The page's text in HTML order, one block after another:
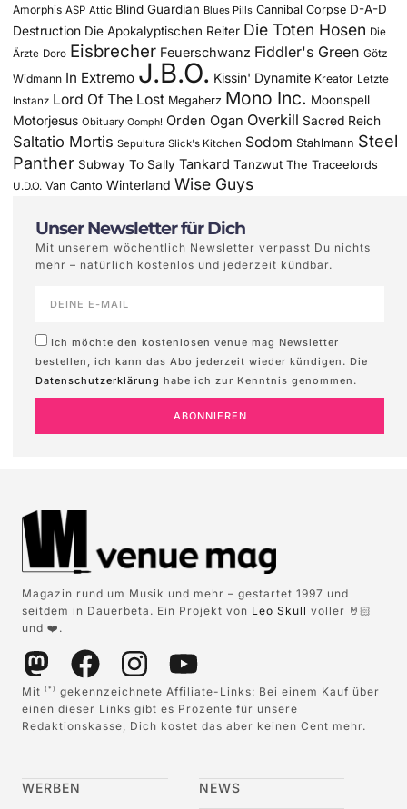
Amorphis ASP Attic Blind Guardian Blues Pills Cannibal Corpse D-A-D
Destruction Die Apokalyptischen Reiter Die Toten Hosen Die
Ärzte Doro Eisbrecher Feuerschwanz Fiddler's Green Götz
Widmann In Extremo J.B.O. Kissin' Dynamite Kreator Letzte
Instanz Lord Of The Lost Megaherz Mono Inc. Moonspell
Motorjesus Obituary Oomph! Orden Ogan Overkill Sacred Reich
Saltatio Mortis Sepultura Slick's Kitchen Sodom Stahlmann Steel
Panther Subway To Sally Tankard Tanzwut The Traceelords
U.D.O. Van Canto Winterland Wise Guys
Unser Newsletter für Dich
Mit unserem wöchentlich Newsletter verpasst Du nichts
mehr – natürlich kostenlos und jederzeit kündbar.
Ich möchte den kostenlosen venue mag Newsletter
bestellen, ich kann das Abo jederzeit wieder kündigen. Die
Datenschutzerklärung habe ich zur Kenntnis genommen.
ABONNIEREN
Magazin rund um Musik und mehr – gestartet 1997 und
seitdem in Dauerbeta. Ein Projekt von Leo Skull voller 🤘🏻
und ❤️.
Mit (*)
gekennzeichnete Affiliate-Links: Bei einem Kauf über
einen dieser Links gibt es Prozente für unsere
Redaktionskasse, Dich kostet das aber keinen Cent mehr.
WERBEN
NEWS